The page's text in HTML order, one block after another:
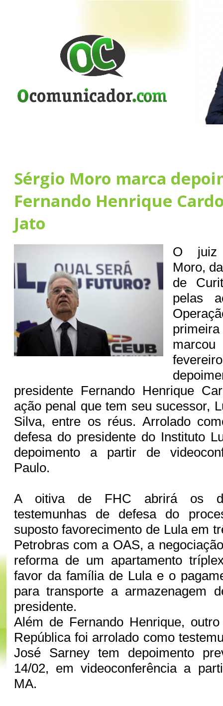
Sérgio Moro marca
Fernando Henrique
Jato
O juiz
Moro,
de
pelas
presidente Fernando Henrique
ação penal que tem seu sucessor,
Silva, entre os réus. Arrolado
defesa do presidente do Instituto
depoimento a partir de
Paulo.
A oitiva de FHC abrirá os
testemunhas de defesa do
suposto favorecimento de Lula em
Petrobras com a OAS, a
reforma de um apartamento
favor da família de Lula e o
para transporte a armazenagem
presidente.
Além de Fernando Henrique,
República foi arrolado como
José Sarney tem depoimento
14/02, em videoconferência a
MA.